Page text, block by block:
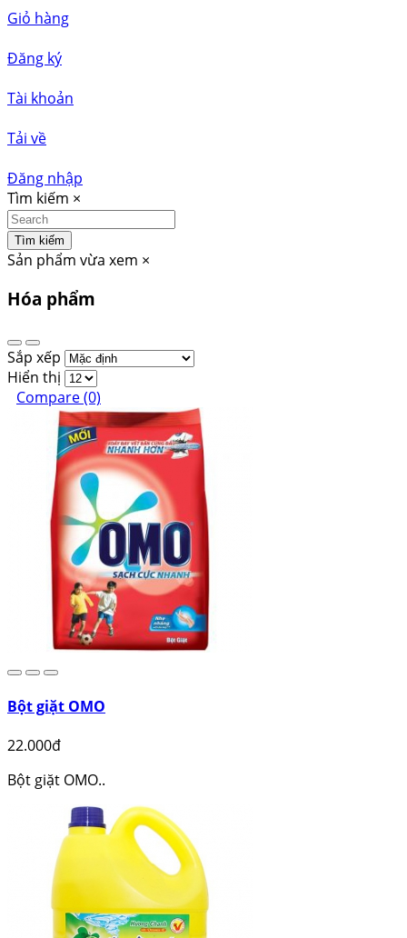
Giỏ hàng
Đăng ký
Tài khoản
Tải về
Đăng nhập
Tìm kiếm ×
Tìm kiếm
Sản phẩm vừa xem ×
Hóa phẩm
Sắp xếp
Hiển thị
Compare (0)
Bột giặt OMO
22.000đ
Bột giặt OMO..